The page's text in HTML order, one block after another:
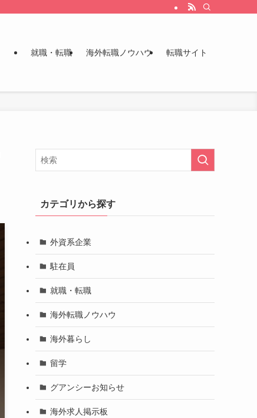
就職・転職 海外転職ノウハウ 転職サイト
カテゴリから探す
外資系企業
駐在員
就職・転職
海外転職ノウハウ
海外暮らし
留学
グアンシーお知らせ
海外求人掲示板